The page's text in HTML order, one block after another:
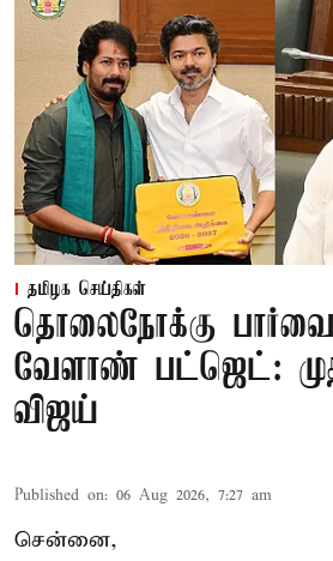
தமிழக செய்திகள்
தொலைநோக்கு
வேளாண் பட்ஜெட்:
விஜய்
Published on: 06 Aug 2026, 7:27 am
சென்னை,